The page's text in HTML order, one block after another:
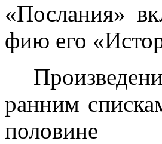
«Послания»
фию его
ран­ним
половине